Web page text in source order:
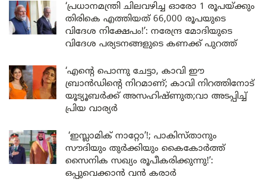
‘പ്രധാനമന്ത്രി ചിലവഴിച്ച ഓരോ 1 രൂപയ്ക്കും
തിരികെ എത്തിയത് 66,000 രൂപയുടെ
വിദേശ നിക്ഷേപം!’: നരേന്ദ്ര മോദിയുടെ
വിദേശ പര്യടനങ്ങളുടെ കണക്ക് പുറത്ത്
‘എന്റെ പൊന്നു ചേട്ടാ, കാവി ഈ
ബ്രാൻഡിന്റെ നിറമാണ്; കാവി നിറത്തിനോട്
യൂട്യൂബർക്ക് അസഹിഷ്ണുത;വാ അടപ്പിച്ച്
പ്രിയ വാര്യർ
‘ഇസ്ലാമിക് നാറ്റോ’!; പാകിസ്താനും
സൗദിയും തുർക്കിയും കൈകോർത്ത്
സൈനിക സഖ്യം രൂപീകരിക്കുന്നു!’:
ഒപ്പുവെക്കാൻ വൻ കരാർ